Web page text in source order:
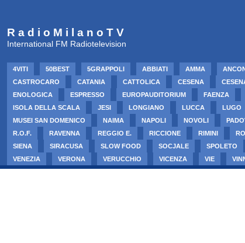
R a d i o M i l a n o T V
International FM Radiotelevision
4VITI 50BEST 5GRAPPOLI ABBIATI AMMA
CASTROCARO
CATANIA CATTOLICA CESENA
ENOLOGICA
ESPRESSO EUROPAUDITORIUM FAENZA
ISOLA DELLA SCALA
JESI LONGIANO LUCCA LUGO
MUSEI SAN DOMENICO
NAIMA NAPOLI NOVOLI
R.O.F.
RAVENNA REGGIO E. RICCIONE RIMINI
SIENA
SIRACUSA SLOW FOOD SOCJALE SPOLETO
VENEZIA
VERONA VERUCCHIO VICENZA VIE